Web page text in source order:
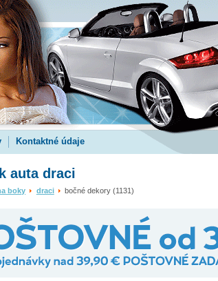
Kontaktné údaje
auta draci
boky draci bočné dekory (1131)